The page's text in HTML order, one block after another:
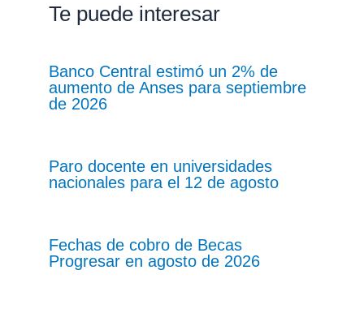
Te puede interesar
Banco Central estimó un 2% de
aumento de Anses para septiembre
de 2026
Paro docente en universidades
nacionales para el 12 de agosto
Fechas de cobro de Becas
Progresar en agosto de 2026